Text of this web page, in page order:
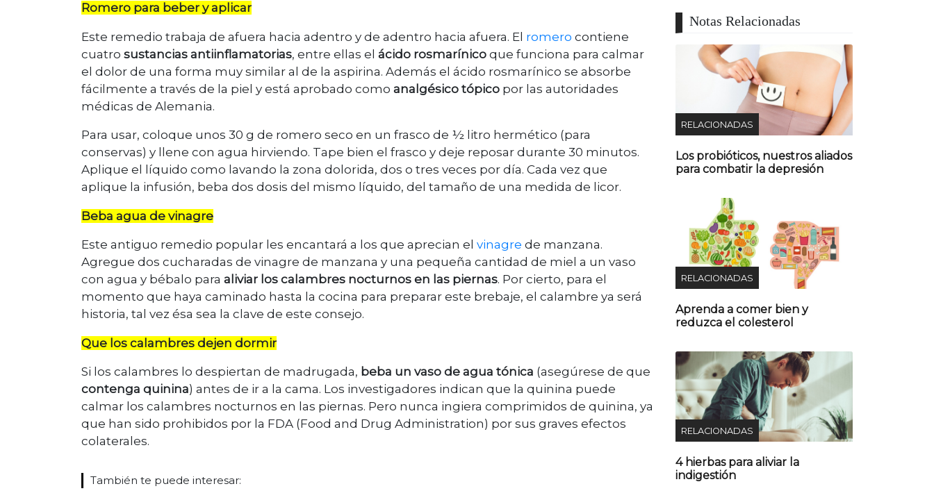
Romero para beber y aplicar
Este remedio trabaja de afuera hacia adentro y de adentro hacia afuera. El romero contiene
cuatro sustancias antiinflamatorias, entre ellas el ácido rosmarínico que funciona para calmar
el dolor de una forma muy similar al de la aspirina. Además el ácido rosmarínico se absorbe
fácilmente a través de la piel y está aprobado como analgésico tópico por las autoridades
médicas de Alemania.
Para usar, coloque unos 30 g de romero seco en un frasco de ½ litro hermético (para
conservas) y llene con agua hirviendo. Tape bien el frasco y deje reposar durante 30 minutos.
Aplique el líquido como lavando la zona dolorida, dos o tres veces por día. Cada vez que
aplique la infusión, beba dos dosis del mismo líquido, del tamaño de una medida de licor.
Beba agua de vinagre
Este antiguo remedio popular les encantará a los que aprecian el vinagre de manzana.
Agregue dos cucharadas de vinagre de manzana y una pequeña cantidad de miel a un vaso
con agua y bébalo para aliviar los calambres nocturnos en las piernas. Por cierto, para el
momento que haya caminado hasta la cocina para preparar este brebaje, el calambre ya será
historia, tal vez ésa sea la clave de este consejo.
Que los calambres dejen dormir
Si los calambres lo despiertan de madrugada, beba un vaso de agua tónica (asegúrese de que
contenga quinina) antes de ir a la cama. Los investigadores indican que la quinina puede
calmar los calambres nocturnos en las piernas. Pero nunca ingiera comprimidos de quinina, ya
que han sido prohibidos por la FDA (Food and Drug Administration) por sus graves efectos
colaterales.
También te puede interesar:
Notas Relacionadas
RELACIONADAS
Los probióticos, nuestros aliados
para combatir la depresión
RELACIONADAS
Aprenda a comer bien y
reduzca el colesterol
RELACIONADAS
4 hierbas para aliviar la
indigestión